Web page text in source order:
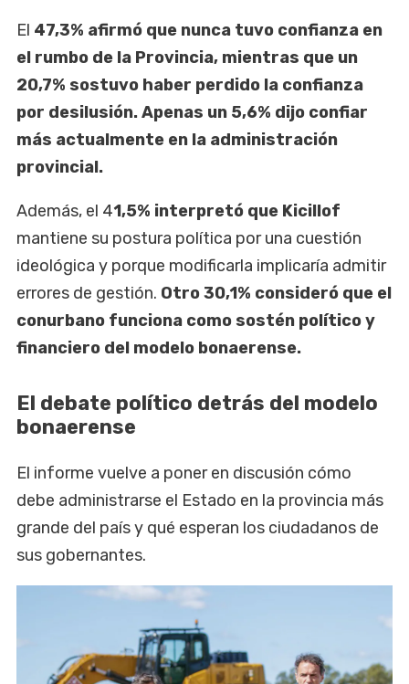
El 47,3% afirmó que nunca tuvo confianza en
el rumbo de la Provincia, mientras que un
20,7% sostuvo haber perdido la confianza
por desilusión. Apenas un 5,6% dijo confiar
más actualmente en la administración
provincial.
Además, el 41,5% interpretó que Kicillof
mantiene su postura política por una cuestión
ideológica y porque modificarla implicaría admitir
errores de gestión. Otro 30,1% consideró que el
conurbano funciona como sostén político y
financiero del modelo bonaerense.
El debate político detrás del modelo
bonaerense
El informe vuelve a poner en discusión cómo
debe administrarse el Estado en la provincia más
grande del país y qué esperan los ciudadanos de
sus gobernantes.